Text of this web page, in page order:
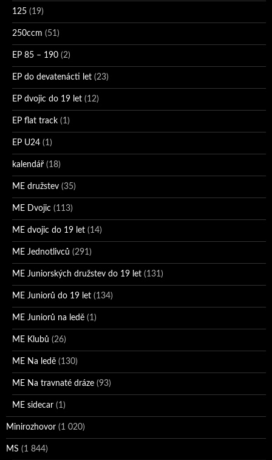
125 (19)
250ccm (51)
EP 85 – 190 (2)
EP do devatenácti let (23)
EP dvojic do 19 let (12)
EP flat track (1)
EP U24 (1)
kalendář (18)
ME družstev (35)
ME Dvojic (113)
ME dvojic do 19 let (14)
ME Jednotlivců (291)
ME Juniorských družstev do 19 let (131)
ME Juniorů do 19 let (134)
ME Juniorů na ledě (1)
ME Klubů (26)
ME Na ledě (130)
ME Na travnaté dráze (93)
ME sidecar (1)
Minirozhovor (1 020)
MS (1 844)